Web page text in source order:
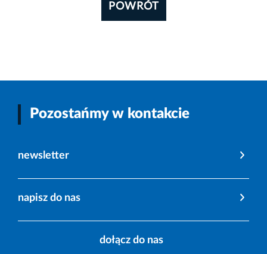
POWRÓT
Pozostańmy w kontakcie
newsletter
napisz do nas
dołącz do nas